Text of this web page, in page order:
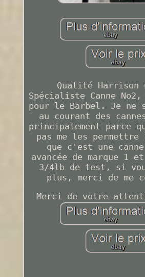
Qualité Harrison
Spécialiste Canne
pour le Barbel. Je ne
au courant des
principalement parce
pas me les
que c'est une
avancée de marque 1
3/4lb de test, si
plus, merci de me
Merci de votre